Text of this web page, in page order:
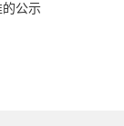
公示